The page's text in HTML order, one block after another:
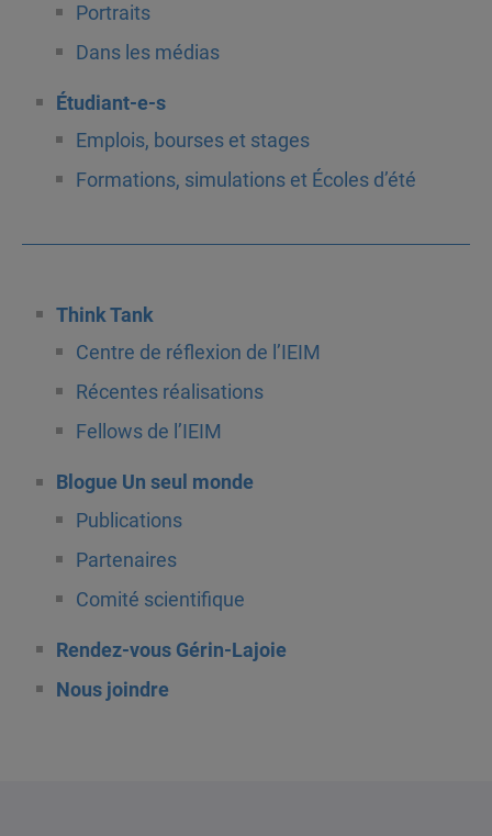
Portraits
Dans les médias
Étudiant-e-s
Emplois, bourses et stages
Formations, simulations et Écoles d’été
Think Tank
Centre de réflexion de l’IEIM
Récentes réalisations
Fellows de l’IEIM
Blogue Un seul monde
Publications
Partenaires
Comité scientifique
Rendez-vous Gérin-Lajoie
Nous joindre